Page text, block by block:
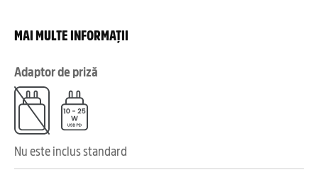
MAI MULTE INFORMAȚII
Adaptor de priză
Nu este inclus standard